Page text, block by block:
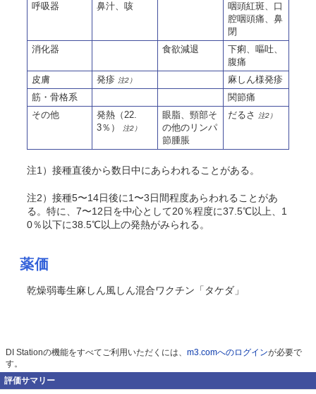
呼吸器
鼻汁、咳
咽頭紅斑、口
腔咽頭痛、鼻
閉
消化器
食欲減退
下痢、嘔吐、
腹痛
皮膚
発疹 注2）
麻しん様発疹
筋・骨格系
関節痛
その他
発熱（22.
3％）
注2）
眼脂、頸部そ
の他のリンパ
節腫脹
だるさ 注2）
注1）接種直後から数日中にあらわれることがある。
注2）接種5〜14日後に1〜3日間程度あらわれることがあ
る。特に、7〜12日を中心として20％程度に37.5℃以上、1
0％以下に38.5℃以上の発熱がみられる。
薬価
乾燥弱毒生麻しん風しん混合ワクチン「タケダ」
DI Stationの機能をすべてご利用いただくには、 m3.comへのログインが必要で
す。
評価サマリー